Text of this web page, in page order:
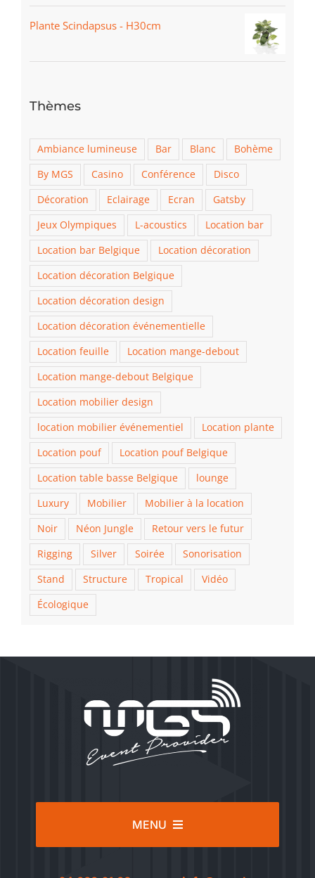
Plante Scindapsus - H30cm
Thèmes
Ambiance lumineuse Bar Blanc
Bohème
By MGS
Casino Conférence
Disco
Décoration
Eclairage Ecran
Gatsby
Jeux Olympiques
L-acoustics
Location bar
Location bar Belgique
Location décoration
Location décoration Belgique
Location décoration design
Location décoration événementielle
Location feuille
Location mange-debout
Location mange-debout Belgique
Location mobilier design
location mobilier événementiel
Location plante
Location pouf
Location pouf Belgique
Location table basse Belgique
lounge
Luxury
Mobilier
Mobilier à la location
Noir
Néon Jungle
Retour vers le futur
Rigging
Silver Soirée
Sonorisation
Stand
Structure Tropical
Vidéo
Écologique
MENU